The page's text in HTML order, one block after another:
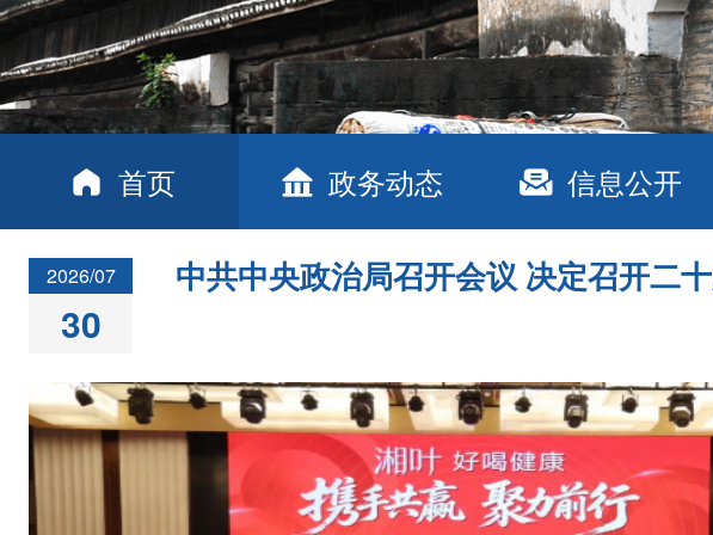
首页 政务动态 信息公开
2026/07
30
中共中央政治局召开会议 决定召开二